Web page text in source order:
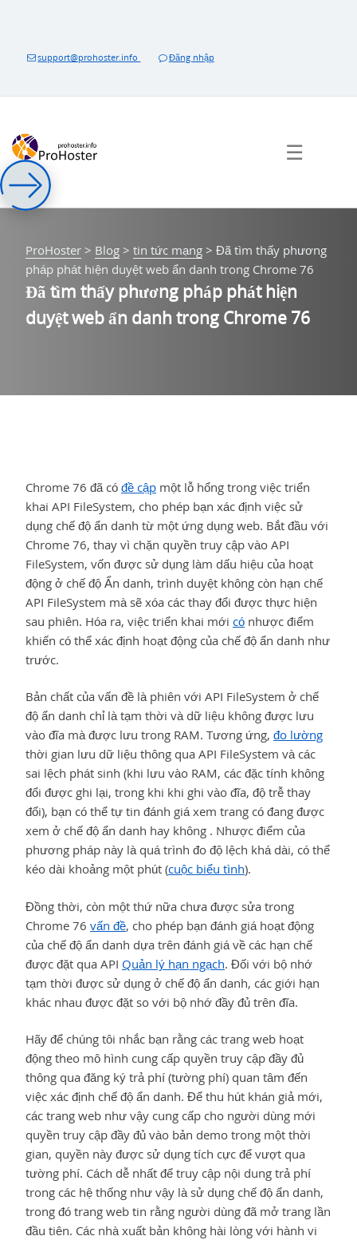
support@prohoster.info Đăng nhập
☰
ProHoster > Blog > tin tức mạng > Đã tìm thấy phương
pháp phát hiện duyệt web ẩn danh trong Chrome 76
Đã tìm thấy phương pháp phát hiện
duyệt web ẩn danh trong Chrome 76
Chrome 76 đã có đề cập một lỗ hổng trong việc triển
khai API FileSystem, cho phép bạn xác định việc sử
dụng chế độ ẩn danh từ một ứng dụng web. Bắt đầu với
Chrome 76, thay vì chặn quyền truy cập vào API
FileSystem, vốn được sử dụng làm dấu hiệu của hoạt
động ở chế độ Ẩn danh, trình duyệt không còn hạn chế
API FileSystem mà sẽ xóa các thay đổi được thực hiện
sau phiên. Hóa ra, việc triển khai mới có nhược điểm
khiến có thể xác định hoạt động của chế độ ẩn danh như
trước.
Bản chất của vấn đề là phiên với API FileSystem ở chế
độ ẩn danh chỉ là tạm thời và dữ liệu không được lưu
vào đĩa mà được lưu trong RAM. Tương ứng, đo lường
thời gian lưu dữ liệu thông qua API FileSystem và các
sai lệch phát sinh (khi lưu vào RAM, các đặc tính không
đổi được ghi lại, trong khi khi ghi vào đĩa, độ trễ thay
đổi), bạn có thể tự tin đánh giá xem trang có đang được
xem ở chế độ ẩn danh hay không . Nhược điểm của
phương pháp này là quá trình đo độ lệch khá dài, có thể
kéo dài khoảng một phút (cuộc biểu tình).
Đồng thời, còn một thứ nữa chưa được sửa trong
Chrome 76 vấn đề, cho phép bạn đánh giá hoạt động
của chế độ ẩn danh dựa trên đánh giá về các hạn chế
được đặt qua API Quản lý hạn ngạch. Đối với bộ nhớ
tạm thời được sử dụng ở chế độ ẩn danh, các giới hạn
khác nhau được đặt so với bộ nhớ đầy đủ trên đĩa.
Hãy để chúng tôi nhắc bạn rằng các trang web hoạt
động theo mô hình cung cấp quyền truy cập đầy đủ
thông qua đăng ký trả phí (tường phí) quan tâm đến
việc xác định chế độ ẩn danh. Để thu hút khán giả mới,
các trang web như vậy cung cấp cho người dùng mới
quyền truy cập đầy đủ vào bản demo trong một thời
gian, quyền này được sử dụng tích cực để vượt qua
tường phí. Cách dễ nhất để truy cập nội dung trả phí
trong các hệ thống như vậy là sử dụng chế độ ẩn danh,
trong đó trang web tin rằng người dùng đã mở trang lần
đầu tiên. Các nhà xuất bản không hài lòng với hành vi